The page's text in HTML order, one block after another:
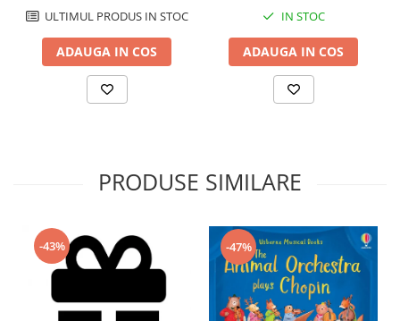
ULTIMUL PRODUS IN STOC
ADAUGA IN COS
IN STOC
ADAUGA IN COS
PRODUSE SIMILARE
-43% -47%